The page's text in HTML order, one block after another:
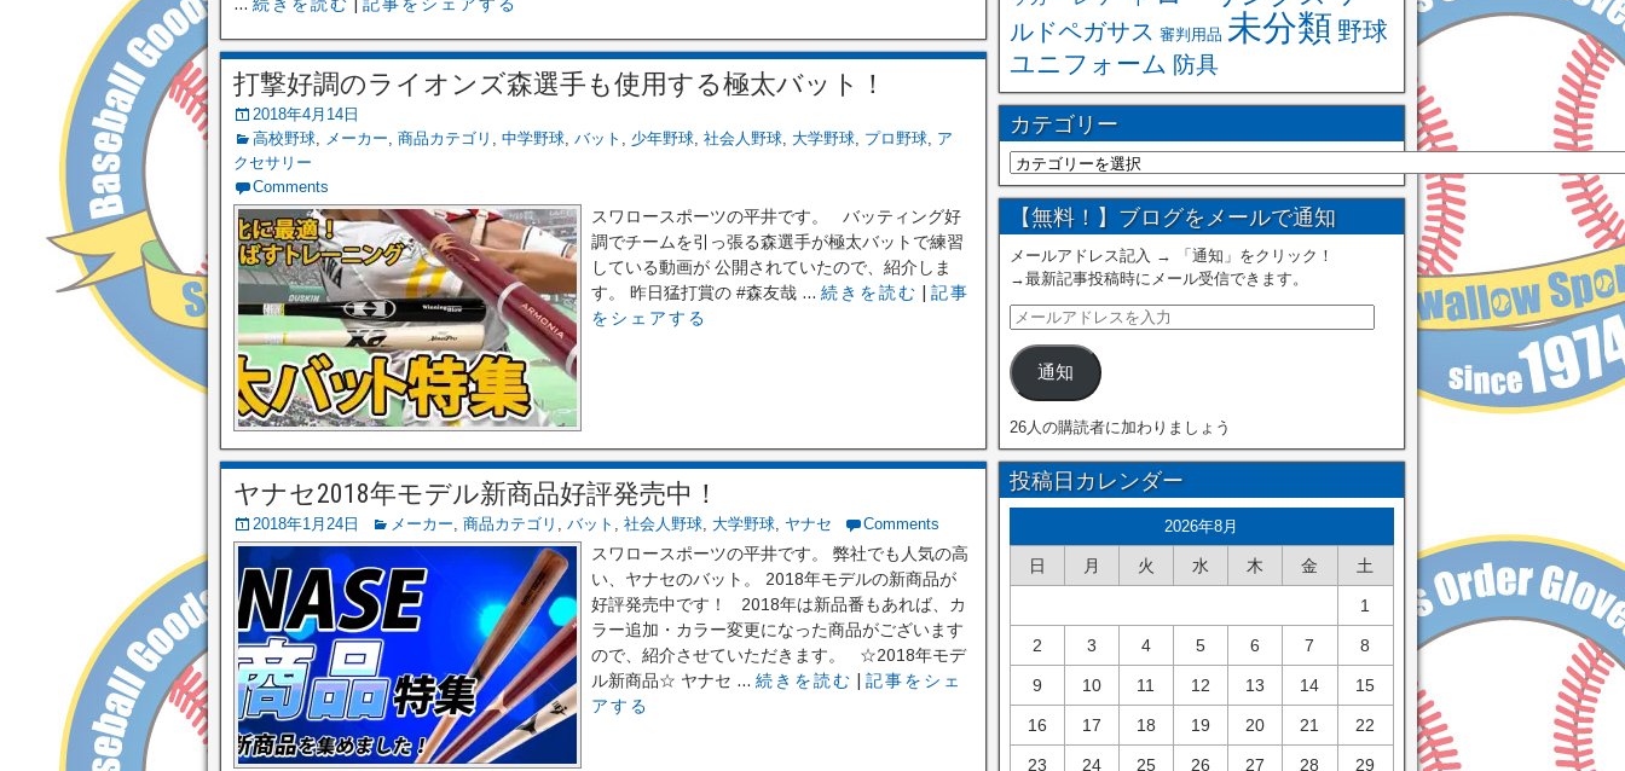
打撃好調のライオンズ森選手も使用する極太バット！
2018年4月14日
高校野球, メーカー, 商品カテゴリ , 中学野球, バット , 少年野球, 社会人野球, 大学野球, プロ野球, ア
クセサリー
Comments
スワロースポーツの平井です。 バッティング好
調でチームを引っ張る森選手が極太バットで練習
している動画が 公開されていたので、紹介しま
す。 昨日猛打賞の #森友哉 ... 続きを読む
記事
をシェアする
ヤナセ2018年モデル新商品好評発売中！
2018年1月24日 メーカー, 商品カテゴリ , バット , 社会人野球, 大学野球, ヤナセ Comments
スワロースポーツの平井です。 弊社でも人気の高
い、ヤナセのバット。 2018年モデルの新商品が
好評発売中です！ 2018年は新品番もあれば、カ
ラー追加・カラー変更になった商品がございます
ので、紹介させていただきます。 ☆2018年モデ
ル新商品☆ ヤナセ ... 続きを読む
記事をシェ
アする
ルドペガサス 審判用品 未分類 野球
ユニフォーム 防具
カテゴリー
【無料！】ブログをメールで通知
メールアドレス記入 → 「通知」をクリック！
→最新記事投稿時にメール受信できます。
通知
26人の購読者に加わりましょう
投稿日カレンダー
2026年8月
日 月 火 水 木 金 土
1
2 3 4 5 6 7 8
9 10 11 12 13 14 15
16 17 18 19 20 21 22
23 24 25 26 27 28 29